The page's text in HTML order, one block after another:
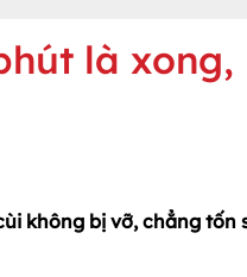
là
không bị vỡ, chẳng tốn